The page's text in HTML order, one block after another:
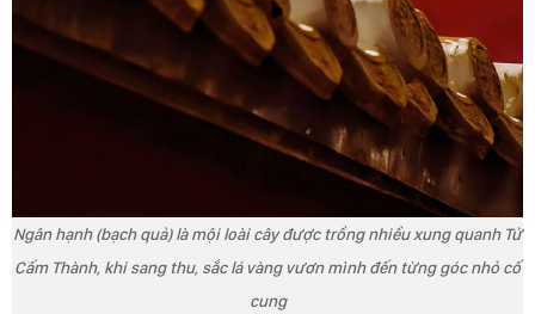
Ngân hạnh (bạch quả) là mội loài cây được trồng nhiều xung quanh Tử
Cấm Thành, khi sang thu, sắc lá vàng vươn mình đến từng góc nhỏ cố
cung